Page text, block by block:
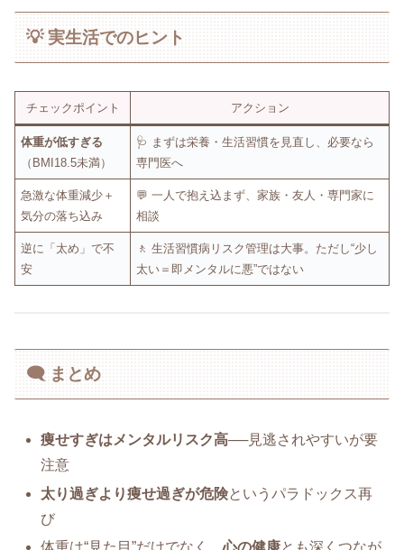
💡 実生活でのヒント
チェックポイント アクション
体重が低すぎる
（BMI18.5未満）
🩺 まずは栄養・生活習慣を見直し、必要なら
専門医へ
急激な体重減少＋
気分の落ち込み
💬 一人で抱え込まず、家族・友人・専門家に
相談
逆に「太め」で不
安
🚶 生活習慣病リスク管理は大事。ただし“少し
太い＝即メンタルに悪”ではない
🗨️ まとめ
痩せすぎはメンタルリスク高──見逃されやすいが要
注意
太り過ぎより痩せ過ぎが危険というパラドックス再
び
体重は“見た目”だけでなく、心の健康とも深くつなが